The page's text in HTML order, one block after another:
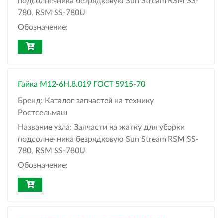
780, RSM SS-780U
Обозначение:
Гайка М12-6H.8.019 ГОСТ 5915-70
Бренд: Каталог запчастей на технику
Ростсельмаш
Название узла: Запчасти на жатку для уборки
подсолнечника безрядковую Sun Stream RSM SS-
780, RSM SS-780U
Обозначение: